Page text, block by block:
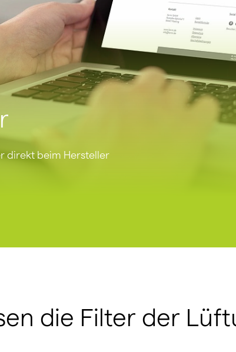
direkt beim Hersteller
die Filter der